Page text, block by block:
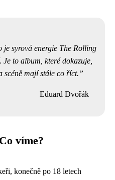
je syrová energie The Rolling
to album, které dokazuje,
scéně mají stále co říct.
Eduard Dvořák
víme?
konečně po 18 letech